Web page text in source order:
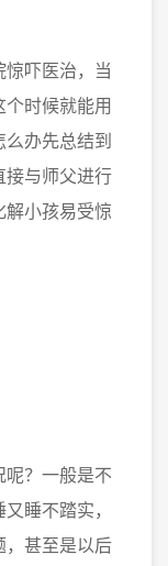
吓医治，当
时候就能用
办先总结到
接与师父进行
小孩易受惊
？一般是不
睡不踏实，
，甚至是以后